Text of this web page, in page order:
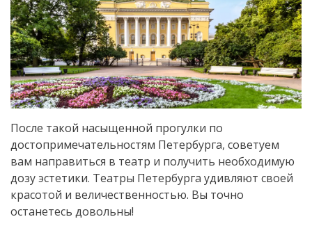
После такой насыщенной прогулки по
достопримечательностям Петербурга, советуем
вам направиться в театр и получить необходимую
дозу эстетики. Театры Петербурга удивляют своей
красотой и величественностью. Вы точно
останетесь довольны!